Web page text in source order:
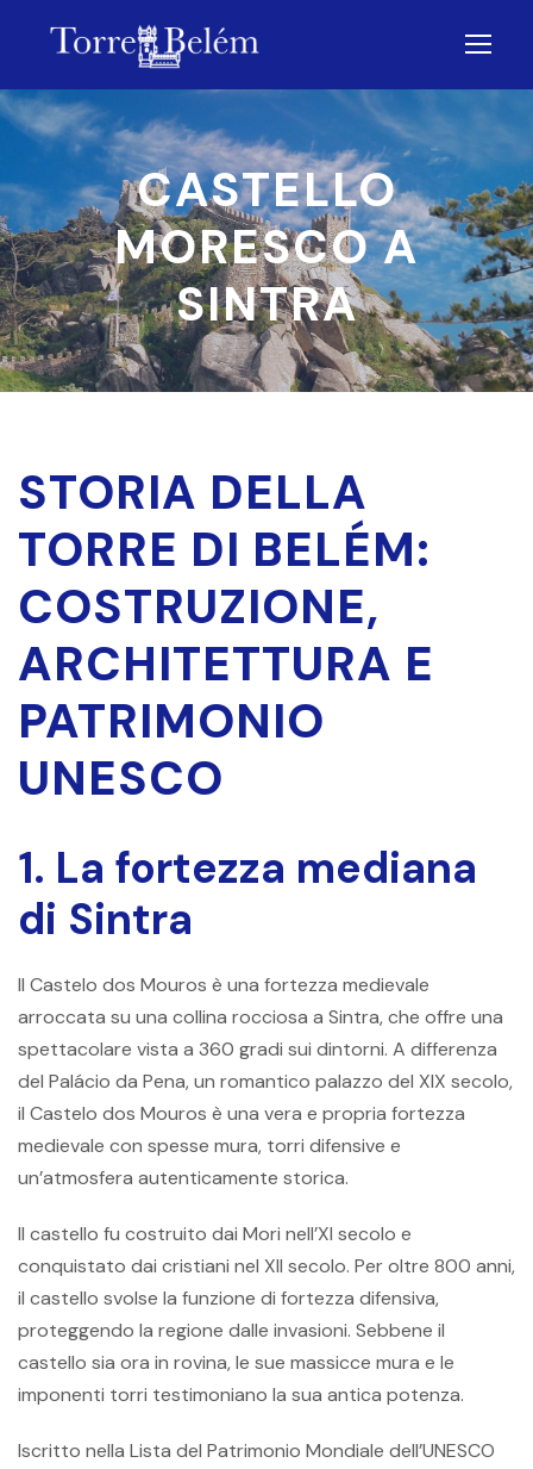
CASTELLO
MORESCO A
SINTRA
STORIA DELLA
TORRE DI BELÉM:
COSTRUZIONE,
ARCHITETTURA E
PATRIMONIO
UNESCO
1. La fortezza mediana
di Sintra
Il Castelo dos Mouros è una fortezza medievale
arroccata su una collina rocciosa a Sintra, che offre una
spettacolare vista a 360 gradi sui dintorni. A differenza
del Palácio da Pena, un romantico palazzo del XIX secolo,
il Castelo dos Mouros è una vera e propria fortezza
medievale con spesse mura, torri difensive e
un’atmosfera autenticamente storica.
Il castello fu costruito dai Mori nell’XI secolo e
conquistato dai cristiani nel XII secolo. Per oltre 800 anni,
il castello svolse la funzione di fortezza difensiva,
proteggendo la regione dalle invasioni. Sebbene il
castello sia ora in rovina, le sue massicce mura e le
imponenti torri testimoniano la sua antica potenza.
Iscritto nella Lista del Patrimonio Mondiale dell’UNESCO